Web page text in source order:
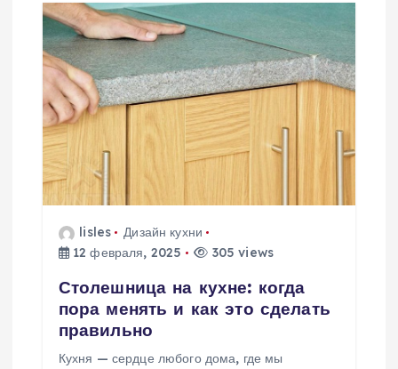
ц
и
я
п
о
lisles
Дизайн кухни
12 февраля, 2025
305 views
Столешница на кухне: когда
пора менять и как это сделать
правильно
Кухня — сердце любого дома, где мы